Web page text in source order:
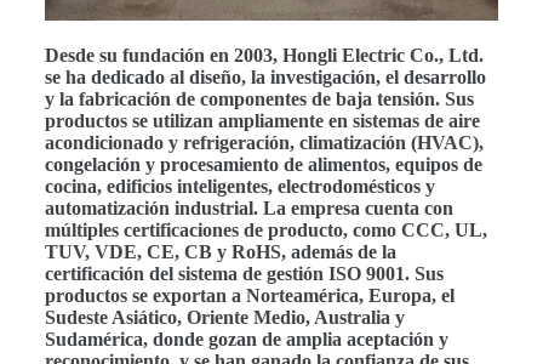
Desde su fundación en 2003, Hongli Electric Co., Ltd.
se ha dedicado al diseño, la investigación, el desarrollo
y la fabricación de componentes de baja tensión. Sus
productos se utilizan ampliamente en sistemas de aire
acondicionado y refrigeración, climatización (HVAC),
congelación y procesamiento de alimentos, equipos de
cocina, edificios inteligentes, electrodomésticos y
automatización industrial. La empresa cuenta con
múltiples certificaciones de producto, como CCC, UL,
TUV, VDE, CE, CB y RoHS, además de la
certificación del sistema de gestión ISO 9001. Sus
productos se exportan a Norteamérica, Europa, el
Sudeste Asiático, Oriente Medio, Australia y
Sudamérica, donde gozan de amplia aceptación y